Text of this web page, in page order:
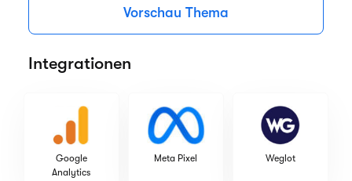
Vorschau Thema
Integrationen
Google
Analytics
Meta Pixel Weglot